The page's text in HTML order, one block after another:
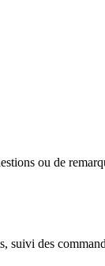
ou de
suivi des